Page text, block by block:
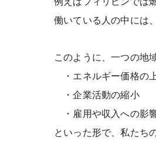
働いている人の中には
このように、一つの地
・エネルギー価格の
・企業活動の縮小
・雇用や収入への影
といった形で、私たち